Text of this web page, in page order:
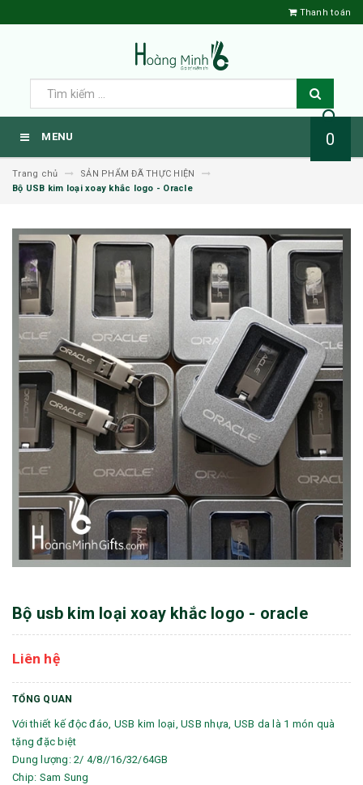
Thanh toán
MENU 0
Trang chủ
SẢN PHẨM ĐÃ THỰC HIỆN
Bộ USB kim loại xoay khắc logo - Oracle
Bộ usb kim loại xoay khắc logo - oracle
Liên hệ
TỔNG QUAN
Với thiết kế độc đáo, USB kim loại, USB nhựa, USB da là 1 món quà
tặng đặc biệt
Dung lượng: 2/ 4/8//16/32/64GB
Chip: Sam Sung